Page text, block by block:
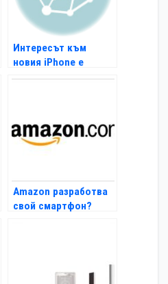
Интересът към
новия iPhone е
огромен
Amazon разработва
свой смартфон?